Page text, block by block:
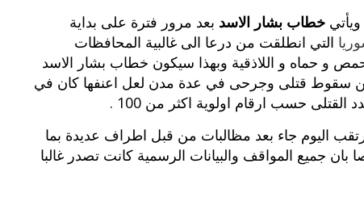
ويأتيخطاب بشار الاسد بعد مرور فترة على بداية
التي انطلقت من درعا الى غالبية المحافظات
و حماه و اللاذقية وبهذا سيكون خطاب بشار الاسد
عن سقوط قتلى وجرحى في عدة مدن لعل اعنفها كان في
القتلى حسب ارقام اولوية اكثر من 100 .
اليوم جاء بعد مظالبات من قبل اطراف عديدة بما
جميع المواقف والبيانات الرسمية كانت تصدر غالبا